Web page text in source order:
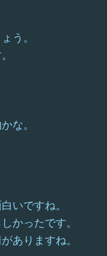
う。
な。
いですね。
かったです。
ありますね。